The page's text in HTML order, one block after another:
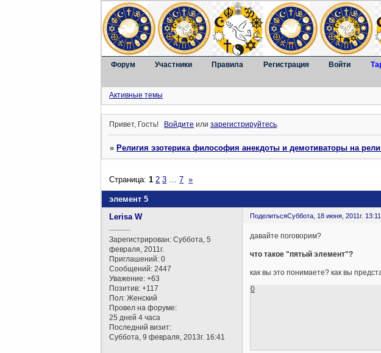
Форум Участники Правила Регистрация Войти
Активные темы
Привет, Гость! Войдите илизарегистрируйтесь.
»Религия эзотерика философия анекдоты и демотиваторы на
элемент 5
Страница:1 2 3 7 »
ПоделитьсяСуббота, 18 июня, 2011г. 13:11
Lerisa W
Зарегистрирован: Суббота, 5
февраля, 2011г.
Приглашений: 0
Сообщений: 2447
Уважение: +63
Позитив: +117
Пол: Женский
Провел на форуме:
25 дней 4 часа
Последний визит:
Суббота, 9 февраля, 2013г. 16:41
давайте поговорим?
что такое "пятый элемент"?
как вы это понимаете? как вы
0